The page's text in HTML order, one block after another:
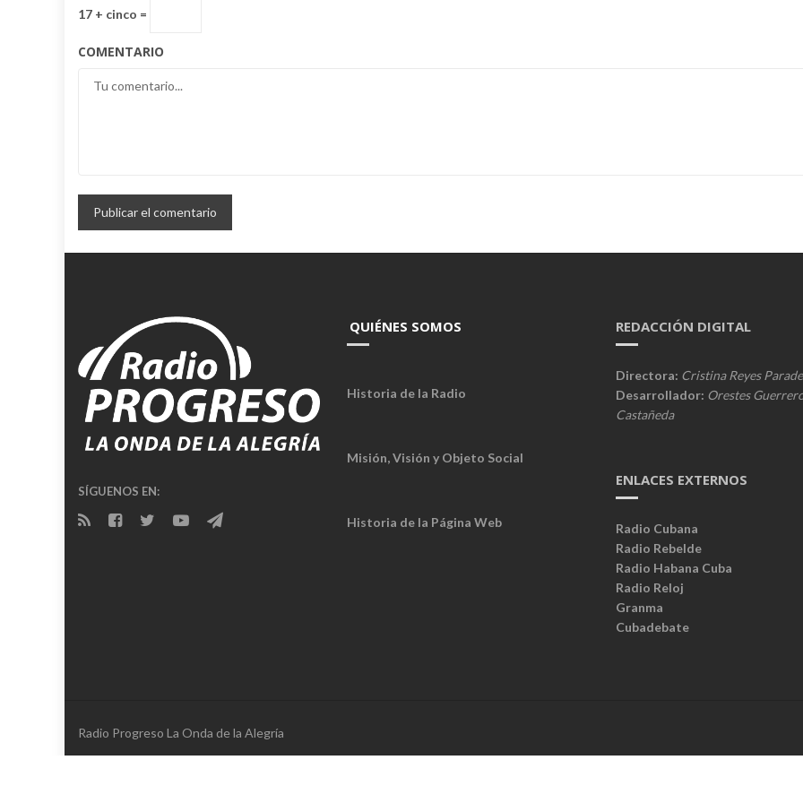
17 + cinco =
COMENTARIO
SÍGUENOS EN:
QUIÉNES SOMOS
Historia de la Radio
Misión, Visión y Objeto Social
Historia de la Página Web
REDACCIÓN DIGITAL
Directora: Cristina Reyes
Desarrollador: Orestes
Castañeda
ENLACES EXTERNOS
Radio Cubana
Radio Rebelde
Radio Habana Cuba
Radio Reloj
Granma
Cubadebate
Radio Progreso La Onda de la Alegría